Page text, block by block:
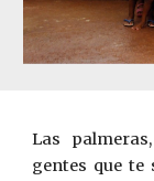
Las
gentes que